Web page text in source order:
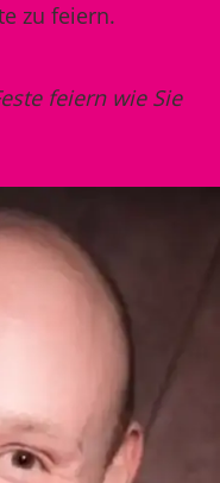
zu feiern.
feiern wie Sie